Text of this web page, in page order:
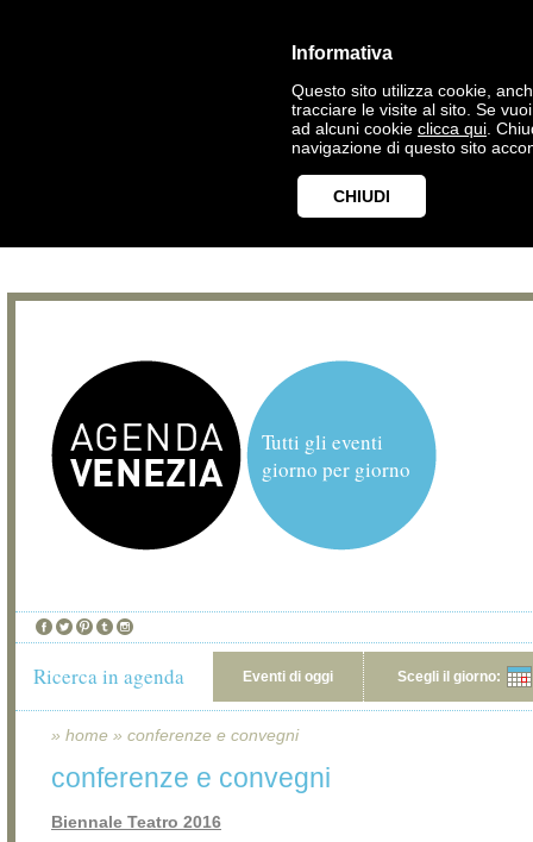
Informativa
Questo sito utilizza cookie,
tracciare le visite al sito. Se
ad alcuni cookie clicca qui .
navigazione di questo sito
CHIUDI
Tutti gli eventi
giorno per giorno
Ricerca in agenda Eventi di oggi Scegli il giorno:
» home » conferenze e convegni
conferenze e convegni
Biennale Teatro 2016